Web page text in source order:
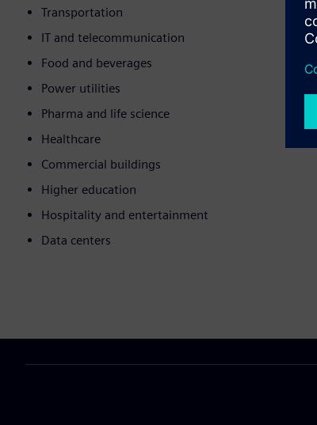
Transportation
IT and telecommunication
Food and beverages
Power utilities
Pharma and life science
Healthcare
Commercial buildings
Higher education
Hospitality and entertainment
Data centers